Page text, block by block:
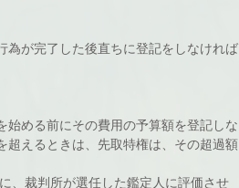
為が完了した後直ちに登記をしなければ
める前にその費用の予算額を登記しな
超えるときは、先取特権は、その超過額
、裁判所が選任した鑑定人に評価させ